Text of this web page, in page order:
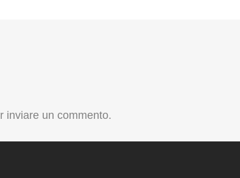
inviare un commento.